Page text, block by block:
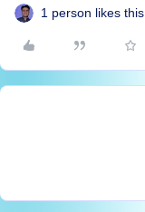
1 person likes this